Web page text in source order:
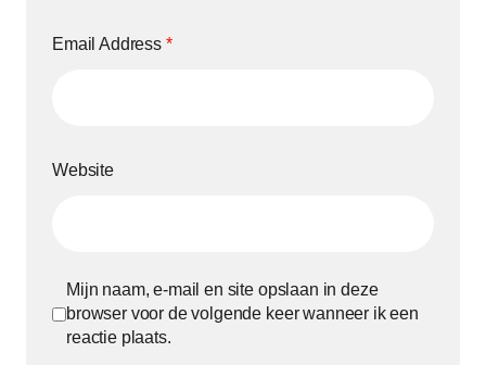
Email Address *
Website
Mijn naam, e-mail en site opslaan in deze
browser voor de volgende keer wanneer ik een
reactie plaats.